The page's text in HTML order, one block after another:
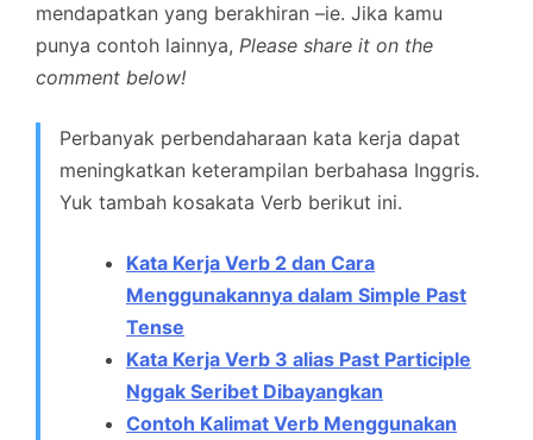
mendapatkan yang berakhiran –ie. Jika kamu
punya contoh lainnya, Please share it on the
comment below!
Perbanyak perbendaharaan kata kerja dapat
meningkatkan keterampilan berbahasa Inggris.
Yuk tambah kosakata Verb berikut ini.
Kata Kerja Verb 2 dan Cara
Menggunakannya dalam Simple Past
Tense
Kata Kerja Verb 3 alias Past Participle
Nggak Seribet Dibayangkan
Contoh Kalimat Verb Menggunakan